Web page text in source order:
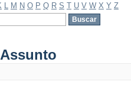
M N O P Q R S T U V W X Y Z